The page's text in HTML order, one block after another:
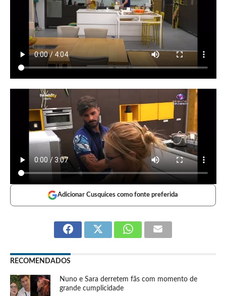
Adicionar Cusquices como fonte preferida
RECOMENDADOS
Nuno e Sara derretem fãs com momento de
grande cumplicidade